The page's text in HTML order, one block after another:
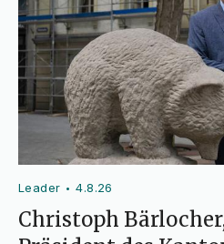
Leader •4.8.26
Christoph